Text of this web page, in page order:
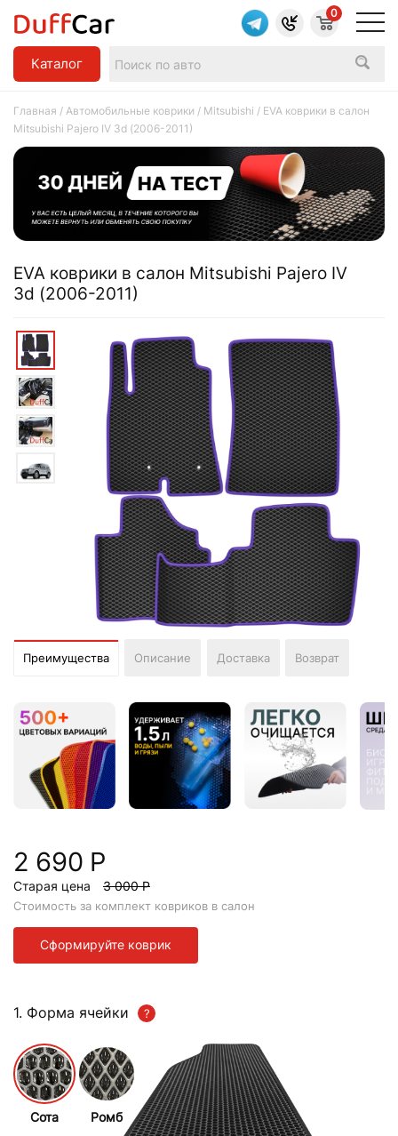
Каталог
0
Главная / Автомобильные коврики / Mitsubishi / EVA коврики в салон
Mitsubishi Pajero IV 3d (2006-2011)
EVA коврики в салон Mitsubishi Pajero IV
3d (2006-2011)
Преимущества Описание Доставка Возврат
2 690 Р
Старая цена 3 000 Р
Стоимость за комплект ковриков в салон
Сформируйте коврик
1. Форма ячейки
Сота Ромб